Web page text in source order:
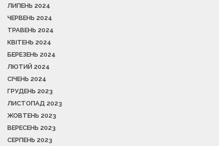
ЛИПЕНЬ 2024
ЧЕРВЕНЬ 2024
ТРАВЕНЬ 2024
КВІТЕНЬ 2024
БЕРЕЗЕНЬ 2024
ЛЮТИЙ 2024
СІЧЕНЬ 2024
ГРУДЕНЬ 2023
ЛИСТОПАД 2023
ЖОВТЕНЬ 2023
ВЕРЕСЕНЬ 2023
СЕРПЕНЬ 2023